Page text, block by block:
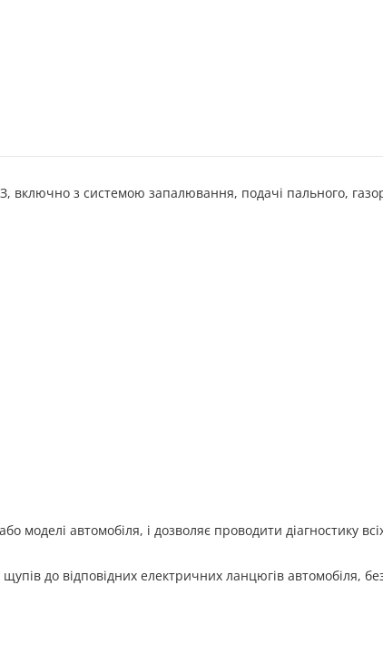
, включно з системою запалювання, подачі пального,
моделі автомобіля, і дозволяє проводити діагностику
до відповідних електричних ланцюгів автомобіля,